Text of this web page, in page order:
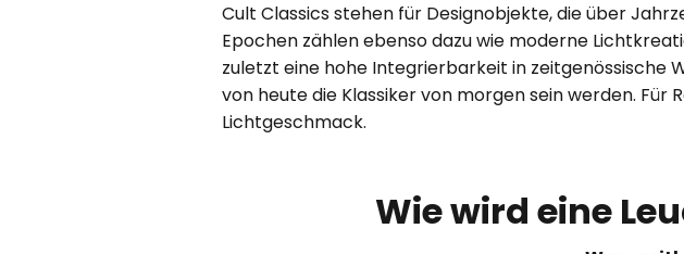
Cult Classics stehen für Designobjekte, die über
Epochen zählen ebenso dazu wie moderne
zuletzt eine hohe Integrierbarkeit in zeitgenössische
von heute die Klassiker von morgen sein werden.
Lichtgeschmack.
Wie wird eine